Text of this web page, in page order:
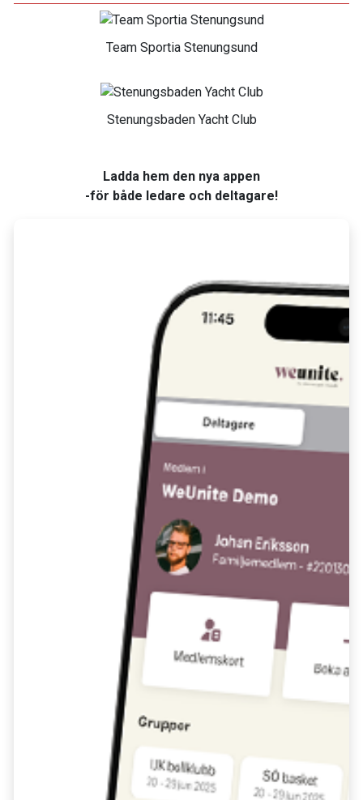
Team Sportia Stenungsund
Stenungsbaden Yacht Club
Ladda hem den nya appen
-för både ledare och deltagare!